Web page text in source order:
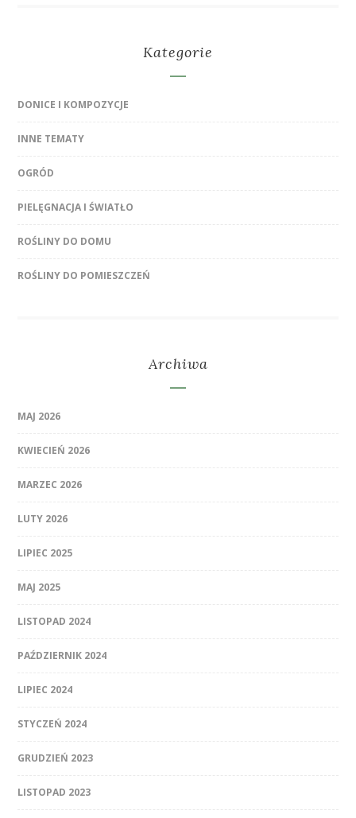
Kategorie
DONICE I KOMPOZYCJE
INNE TEMATY
OGRÓD
PIELĘGNACJA I ŚWIATŁO
ROŚLINY DO DOMU
ROŚLINY DO POMIESZCZEŃ
Archiwa
MAJ 2026
KWIECIEŃ 2026
MARZEC 2026
LUTY 2026
LIPIEC 2025
MAJ 2025
LISTOPAD 2024
PAŹDZIERNIK 2024
LIPIEC 2024
STYCZEŃ 2024
GRUDZIEŃ 2023
LISTOPAD 2023